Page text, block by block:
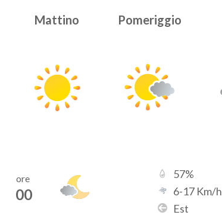
Mattino Pomeriggio
ore
00
57%
6-17 Km/h
Est